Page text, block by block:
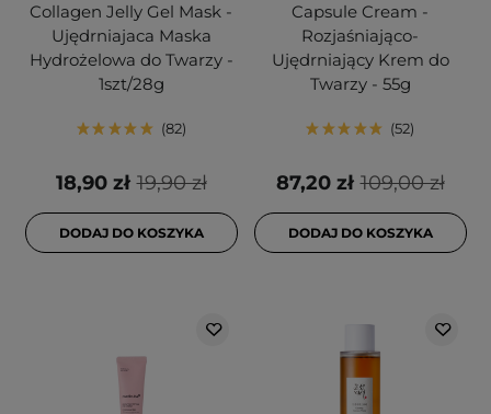
Collagen Jelly Gel Mask -
Ujędrniajaca Maska
Hydrożelowa do Twarzy -
1szt/28g
82
19,90 zł
18,90 zł
DODAJ DO KOSZYKA
Capsule Cream -
Rozjaśniająco-
Ujędrniający Krem do
Twarzy - 55g
52
109,00 zł
87,20 zł
DODAJ DO KOSZYKA